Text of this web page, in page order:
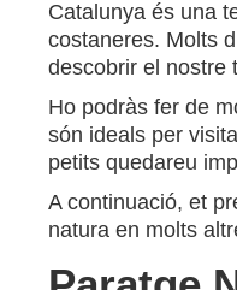
Catalunya és una
costaneres. Molts
descobrir el nostre
Ho podràs fer de
són ideals per
petits quedareu
A continuació, et
natura en molts